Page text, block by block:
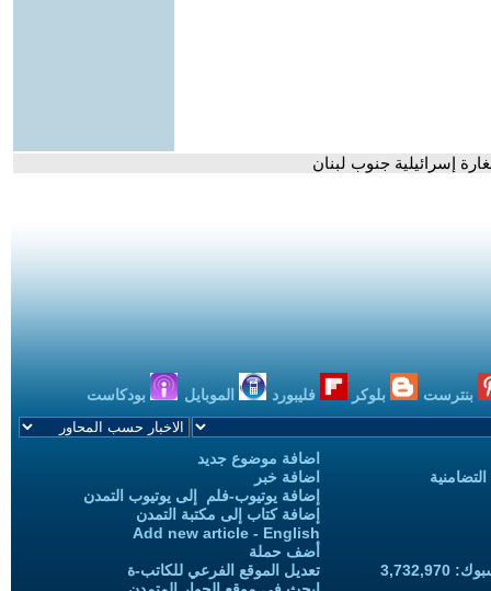
إسرائيلية جنوب لبنان
بنترست بلوكر فليبورد الموبايل بودكاست
اضافة موضوع جديد
اضافة خبر
إضافة يوتيوب-فلم إلى يوتيوب التمدن
إضافة كتاب إلى مكتبة التمدن
Add new article - English
أضف حملة
تعديل الموقع الفرعي للكاتب-ة